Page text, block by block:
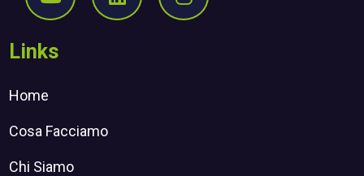
Links
Home
Cosa Facciamo
Chi Siamo